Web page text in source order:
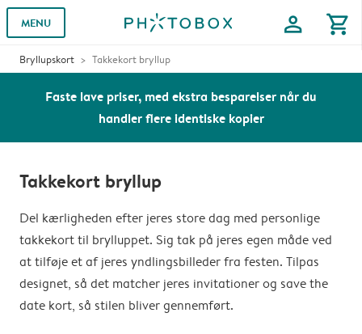
MENU profile shopping_cart
Bryllupskort Takkekort bryllup
Faste lave priser, med ekstra besparelser når du
handler flere identiske kopier
Takkekort bryllup
Del kærligheden efter jeres store dag med personlige
takkekort til brylluppet. Sig tak på jeres egen måde ved
at tilføje et af jeres yndlingsbilleder fra festen. Tilpas
designet, så det matcher jeres invitationer og save the
date kort, så stilen bliver gennemført.